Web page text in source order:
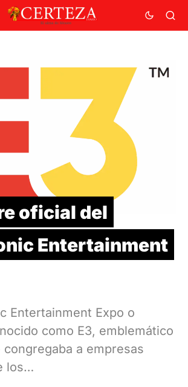
oficial del
Entertainment
Entertainment Expo o
como E3, emblemático
a empresas
los…